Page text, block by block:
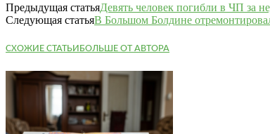
Предыдущая статьяДевять человек погибли в ЧП за
Следующая статьяВ Большом Болдине
СХОЖИЕ СТАТЬИБОЛЬШЕ ОТ АВТОРА